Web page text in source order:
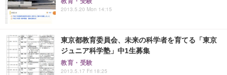
2013.5.20 Mon 14:15
東京都教育委員会、未来の科学者を育てる「東京
ジュニア科学塾」中1生募集
教育・受験
2013.5.17 Fri 18:25